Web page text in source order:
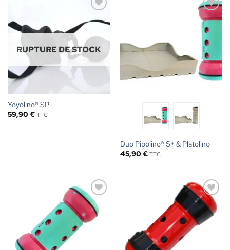
Ajouter
à la liste
souhaits
RUPTURE DE STOCK
Yoyolino® SP
59,90 € TTC
Ajouter
à la liste
de
souhaits
Duo Pipolino® S+ & Platolino
45,90 € TTC
Ajouter
à la liste
de
souhaits
Ajouter
à la liste
de
souhaits